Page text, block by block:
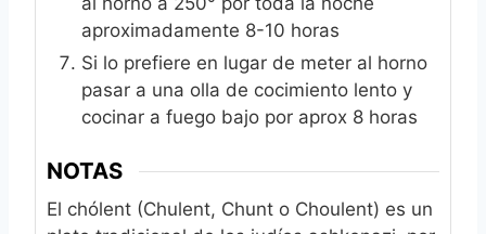
aproximadamente 8-10 horas
Si lo prefiere en lugar de meter al horno
pasar a una olla de cocimiento lento y
cocinar a fuego bajo por aprox 8 horas
NOTAS
El chólent (Chulent, Chunt o Choulent) es un